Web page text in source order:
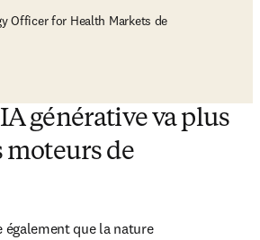
Officer for Health Markets de
générative va plus
moteurs de
également que la nature